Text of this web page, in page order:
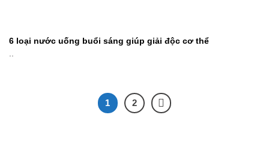
6 loại nước uống buổi sáng giúp giải độc cơ thể
1 2